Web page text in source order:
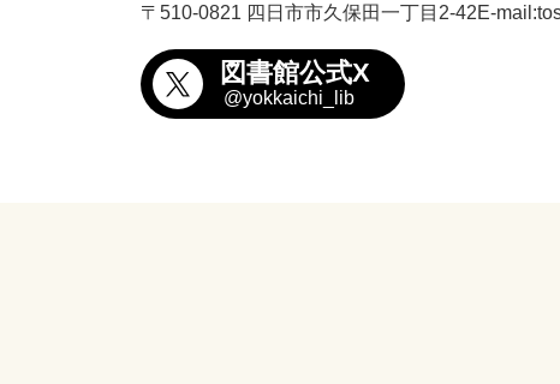
〒510-0821 四日市市久保田一丁目2-42E-
図書館公式X
@yokkaichi_lib